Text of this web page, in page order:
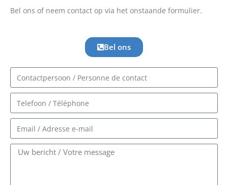
Bel ons of neem contact op via het onstaande formulier.
Bel ons